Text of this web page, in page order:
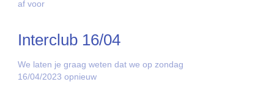
af voor
Interclub 16/04
We laten je graag weten dat we op zondag
16/04/2023 opnieuw